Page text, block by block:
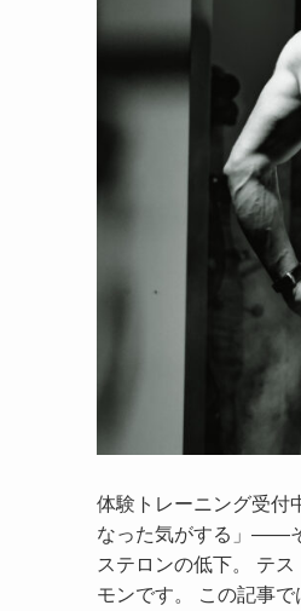
体験トレーニング受付
なった気がする」――
ステロンの低下。 テ
モンです。 この記事